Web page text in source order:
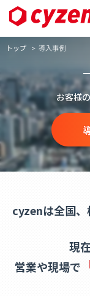
トップ 導入事例
お客様
cyzenは全国、
現在
営業や現場で